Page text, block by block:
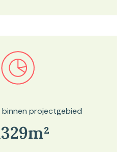
kaartviewer
projectgebied